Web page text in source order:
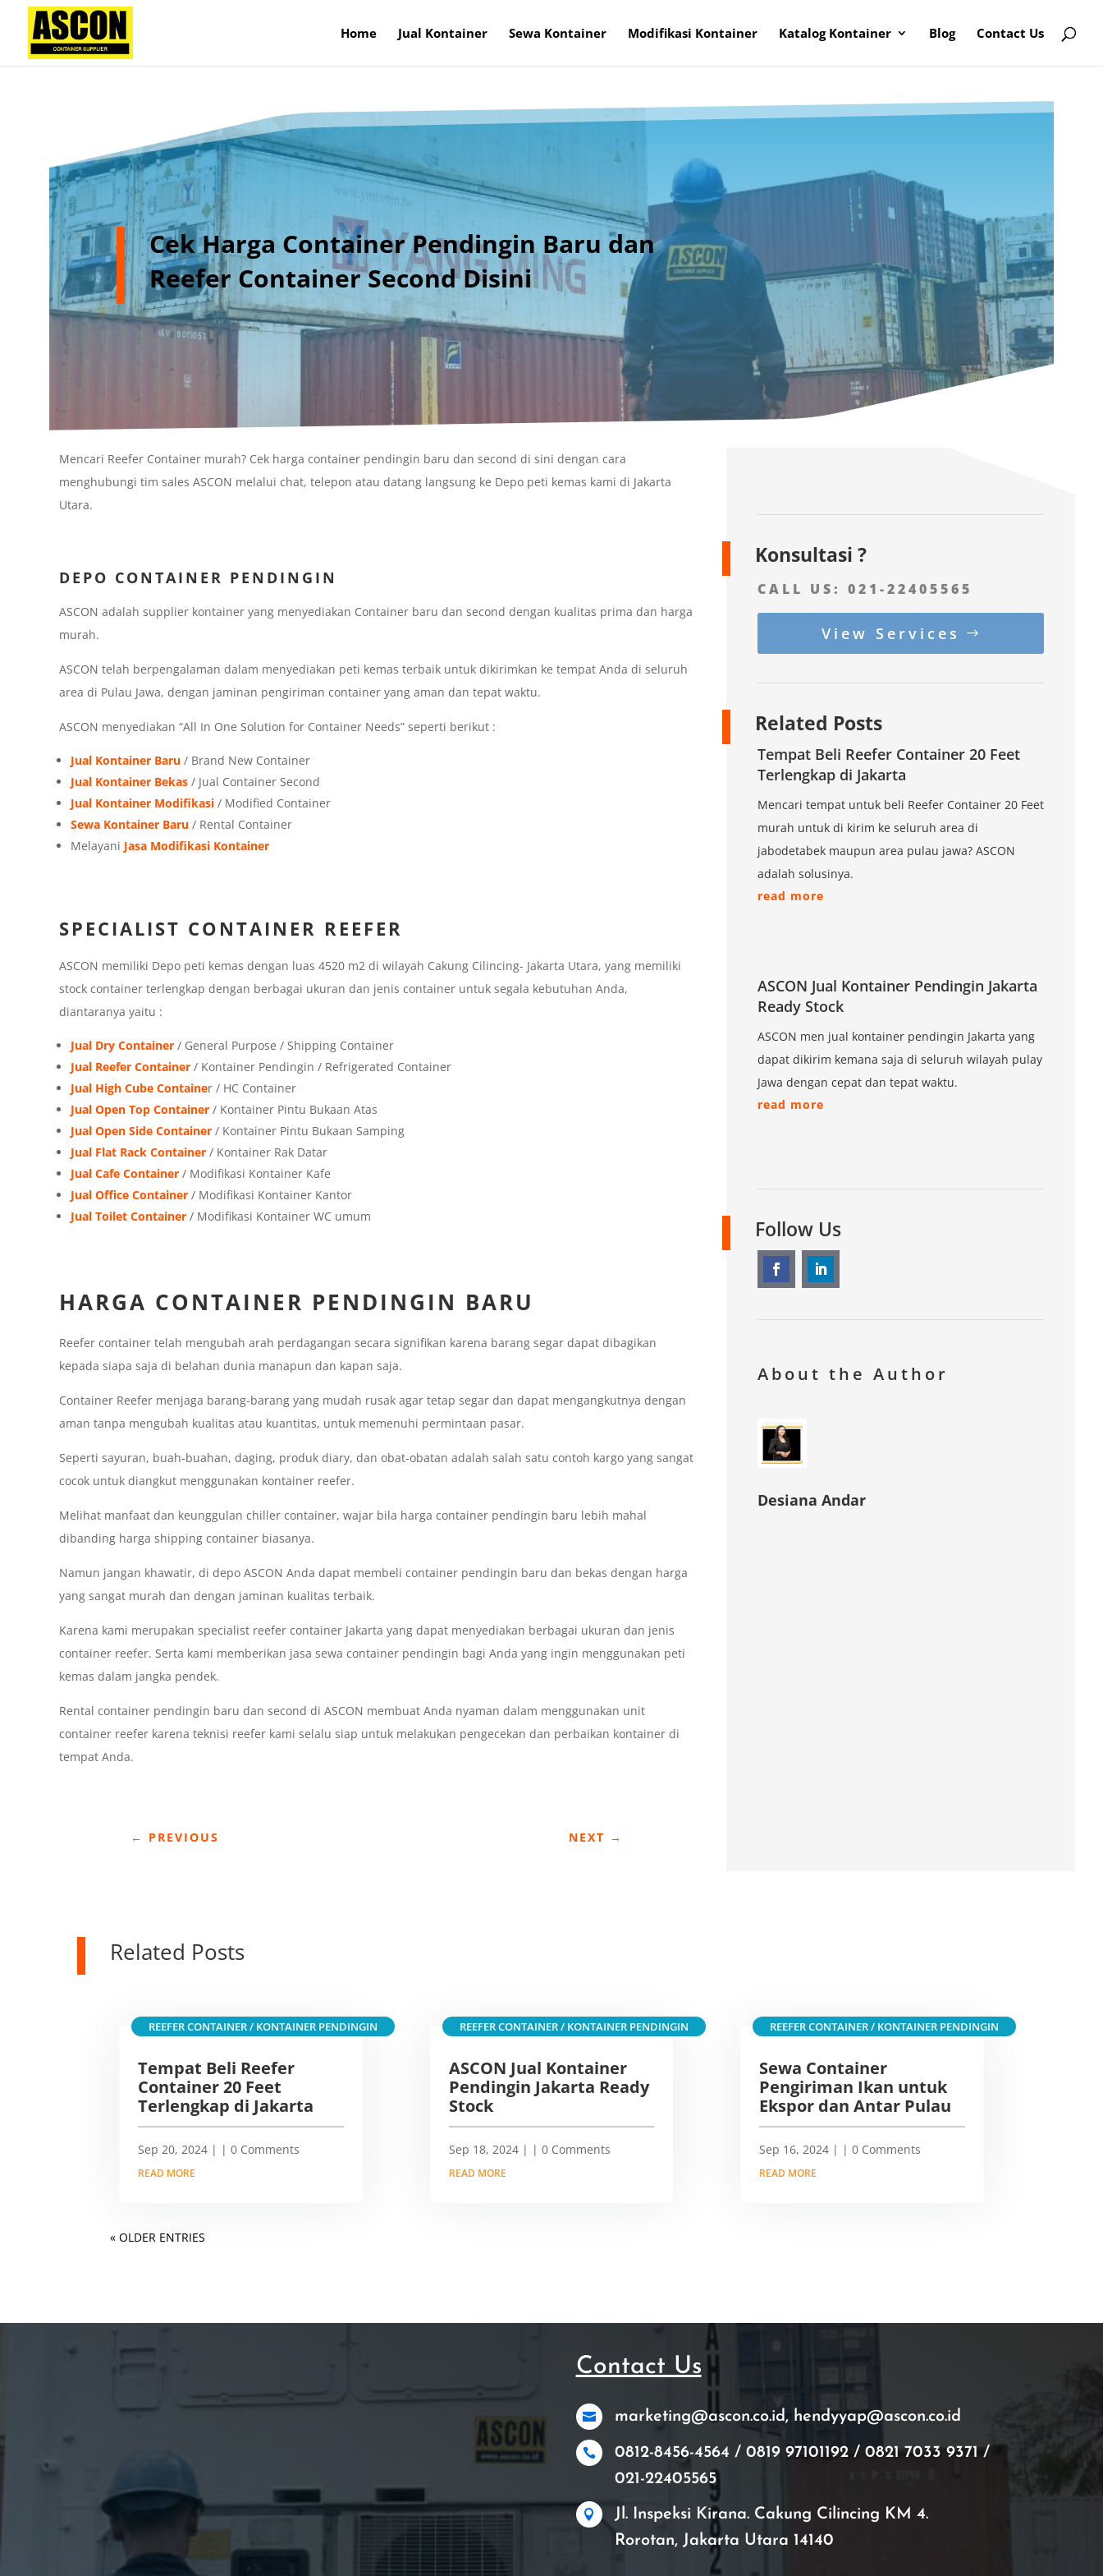
Home Jual Kontainer Sewa Kontainer Modifikasi Kontainer Katalog Kontainer Blog Contact Us
Cek Harga Container Pendingin Baru dan
Reefer Container Second Disini
Mencari Reefer Container murah? Cek harga container pendingin baru dan second di sini dengan cara
menghubungi tim sales ASCON melalui chat, telepon atau datang langsung ke Depo peti kemas kami di Jakarta
Utara.
DEPO CONTAINER PENDINGIN
ASCON adalah supplier kontainer yang menyediakan Container baru dan second dengan kualitas prima dan harga
murah.
ASCON telah berpengalaman dalam menyediakan peti kemas terbaik untuk dikirimkan ke tempat Anda di seluruh
area di Pulau Jawa, dengan jaminan pengiriman container yang aman dan tepat waktu.
ASCON menyediakan “All In One Solution for Container Needs” seperti berikut :
Jual Kontainer Baru/ Brand New Container
Jual Kontainer Bekas/ Jual Container Second
Jual Kontainer Modifikasi/ Modified Container
Sewa Kontainer Baru/ Rental Container
Melayani Jasa Modifikasi Kontainer
SPECIALIST CONTAINER REEFER
ASCON memiliki Depo peti kemas dengan luas 4520 m2 di wilayah Cakung Cilincing- Jakarta Utara, yang memiliki
stock container terlengkap dengan berbagai ukuran dan jenis container untuk segala kebutuhan Anda,
diantaranya yaitu :
Jual Dry Container/ General Purpose / Shipping Container
Jual Reefer Container/ Kontainer Pendingin / Refrigerated Container
Jual High Cube Container / HC Container
Jual Open Top Container/ Kontainer Pintu Bukaan Atas
Jual Open Side Container/ Kontainer Pintu Bukaan Samping
Jual Flat Rack Container/ Kontainer Rak Datar
Jual Cafe Container/ Modifikasi Kontainer Kafe
Jual Office Container/ Modifikasi Kontainer Kantor
Jual Toilet Container/ Modifikasi Kontainer WC umum
HARGA CONTAINER PENDINGIN BARU
Reefer container telah mengubah arah perdagangan secara signifikan karena barang segar dapat dibagikan
kepada siapa saja di belahan dunia manapun dan kapan saja.
Container Reefer menjaga barang-barang yang mudah rusak agar tetap segar dan dapat mengangkutnya dengan
aman tanpa mengubah kualitas atau kuantitas, untuk memenuhi permintaan pasar.
Seperti sayuran, buah-buahan, daging, produk diary, dan obat-obatan adalah salah satu contoh kargo yang sangat
cocok untuk diangkut menggunakan kontainer reefer.
Melihat manfaat dan keunggulan chiller container, wajar bila harga container pendingin baru lebih mahal
dibanding harga shipping container biasanya.
Namun jangan khawatir, di depo ASCON Anda dapat membeli container pendingin baru dan bekas dengan harga
yang sangat murah dan dengan jaminan kualitas terbaik.
Karena kami merupakan specialist reefer container Jakarta yang dapat menyediakan berbagai ukuran dan jenis
container reefer. Serta kami memberikan jasa sewa container pendingin bagi Anda yang ingin menggunakan peti
kemas dalam jangka pendek.
Rental container pendingin baru dan second di ASCON membuat Anda nyaman dalam menggunakan unit
container reefer karena teknisi reefer kami selalu siap untuk melakukan pengecekan dan perbaikan kontainer di
tempat Anda.
← PREVIOUS NEXT →
Konsultasi ?
CALL US:021-22405565
View Services
Related Posts
Tempat Beli Reefer Container 20 Feet
Terlengkap di Jakarta
Mencari tempat untuk beli Reefer Container 20 Feet
murah untuk di kirim ke seluruh area di
jabodetabek maupun area pulau jawa? ASCON
adalah solusinya.
read more
ASCON Jual Kontainer Pendingin Jakarta
Ready Stock
ASCON men jual kontainer pendingin Jakarta yang
dapat dikirim kemana saja di seluruh wilayah pulay
Jawa dengan cepat dan tepat waktu.
read more
Follow Us
About the Author
Desiana Andar
Related Posts
Tempat Beli Reefer
Container 20 Feet
Terlengkap di Jakarta
Sep 20, 2024 |
REEFER CONTAINER / KONTAINER PENDINGIN
| 0 Comments
READ MORE
ASCON Jual Kontainer
Pendingin Jakarta Ready
Stock
Sep 18, 2024|
REEFER CONTAINER / KONTAINER PENDINGIN
| 0 Comments
READ MORE
Sewa Container
Pengiriman Ikan untuk
Ekspor dan Antar Pulau
Sep 16, 2024|
REEFER CONTAINER / KONTAINER PENDINGIN
| 0 Comments
READ MORE
« OLDER ENTRIES
Contact Us
 marketing@ascon.co.id, hendyyap@ascon.co.id

0812-8456-4564 / 0819 97101192 / 0821 7033 9371 /
021-22405565

Jl. Inspeksi Kirana. Cakung Cilincing KM 4.
Rorotan, Jakarta Utara 14140